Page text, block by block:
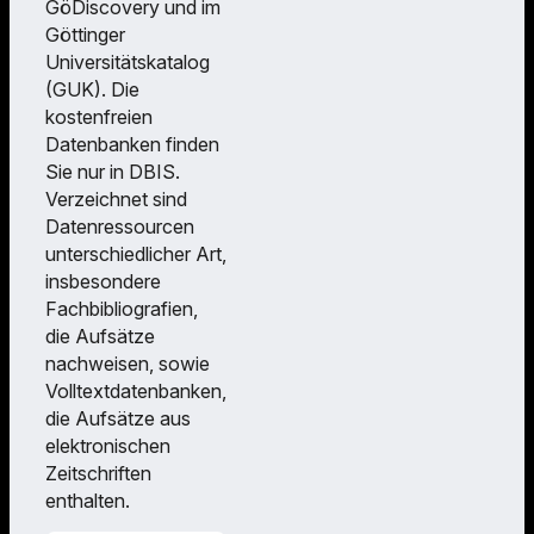
GöDiscovery und im
Göttinger
Universitätskatalog
(GUK). Die
kostenfreien
Datenbanken finden
Sie nur in DBIS.
Verzeichnet sind
Datenressourcen
unterschiedlicher Art,
insbesondere
Fachbibliografien,
die Aufsätze
nachweisen, sowie
Volltextdatenbanken,
die Aufsätze aus
elektronischen
Zeitschriften
enthalten.